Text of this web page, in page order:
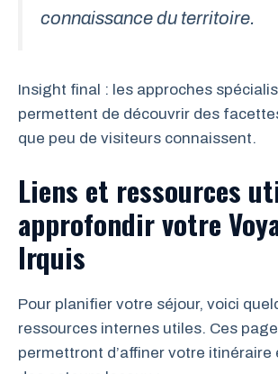
connaissance du territoire.
Insight final : les approches
permettent de découvrir des
que peu de visiteurs connaissent.
Liens et ressources
approfondir votre
Irquis
Pour planifier votre séjour, voici
ressources internes utiles. Ces
permettront d’affiner votre